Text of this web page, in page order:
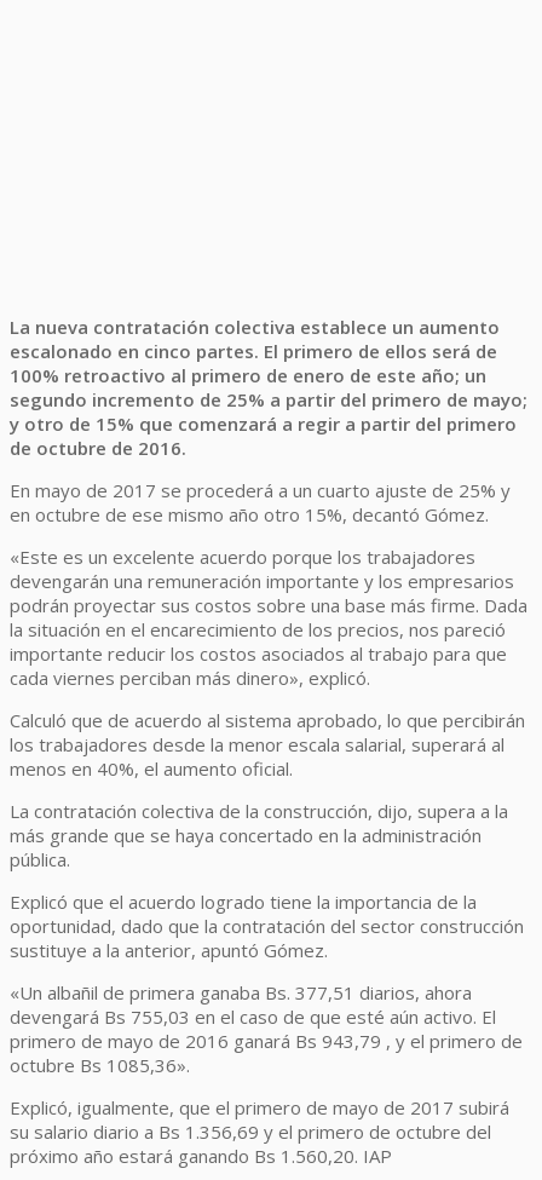
La nueva contratación colectiva establece un aumento
escalonado en cinco partes. El primero de ellos será de
100% retroactivo al primero de enero de este año; un
segundo incremento de 25% a partir del primero de mayo;
y otro de 15% que comenzará a regir a partir del primero
de octubre de 2016.
En mayo de 2017 se procederá a un cuarto ajuste de 25% y
en octubre de ese mismo año otro 15%, decantó Gómez.
«Este es un excelente acuerdo porque los trabajadores
devengarán una remuneración importante y los empresarios
podrán proyectar sus costos sobre una base más firme. Dada
la situación en el encarecimiento de los precios, nos pareció
importante reducir los costos asociados al trabajo para que
cada viernes perciban más dinero», explicó.
Calculó que de acuerdo al sistema aprobado, lo que percibirán
los trabajadores desde la menor escala salarial, superará al
menos en 40%, el aumento oficial.
La contratación colectiva de la construcción, dijo, supera a la
más grande que se haya concertado en la administración
pública.
Explicó que el acuerdo logrado tiene la importancia de la
oportunidad, dado que la contratación del sector construcción
sustituye a la anterior, apuntó Gómez.
«Un albañil de primera ganaba Bs. 377,51 diarios, ahora
devengará Bs 755,03 en el caso de que esté aún activo. El
primero de mayo de 2016 ganará Bs 943,79 , y el primero de
octubre Bs 1085,36».
Explicó, igualmente, que el primero de mayo de 2017 subirá
su salario diario a Bs 1.356,69 y el primero de octubre del
próximo año estará ganando Bs 1.560,20. IAP